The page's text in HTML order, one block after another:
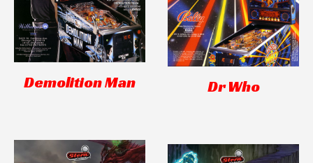
Demolition Man Dr Who